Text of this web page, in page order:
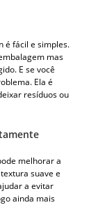
é fácil e simples.
mas
E se você
Ela é
resíduos ou
melhorar a
suave e
a evitar
ainda mais